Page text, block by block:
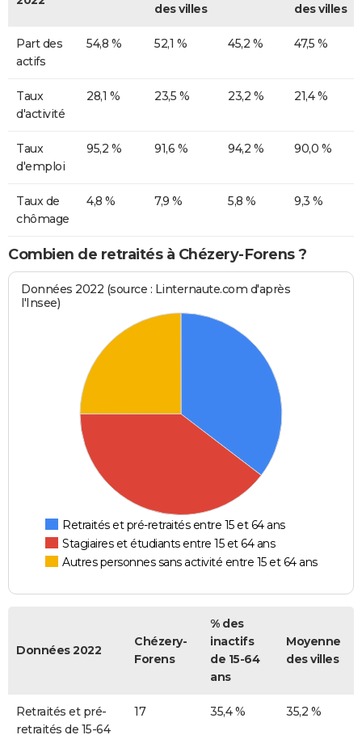
des villes des villes
Part des
actifs
54,8 % 52,1 % 45,2 % 47,5 %
Taux
d'activité
28,1 % 23,5 % 23,2 % 21,4 %
Taux
d'emploi
95,2 % 91,6 % 94,2 % 90,0 %
Taux de
chômage
4,8 % 7,9 % 5,8 % 9,3 %
Combien de retraités à Chézery-Forens ?
Données 2022 (source : Linternaute.com d'après
l'Insee)
Retraités et pré-retraités entre 15 et 64 ans
Stagiaires et étudiants entre 15 et 64 ans
Autres personnes sans activité entre 15 et 64 ans
Données 2022
Chézery-
Forens
% des
inactifs
de 15-64
ans
Moyenne
des villes
Retraités et pré-
retraités de 15-64
17 35,4 % 35,2 %